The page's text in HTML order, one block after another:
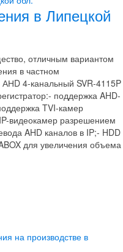
в Липецкой
отличным вариантом
в частном
4-канальный SVR-4115P
поддержка AHD-
TVI-камер
видеокамер разрешением
AHD каналов в IP;- HDD
для увеличения объема